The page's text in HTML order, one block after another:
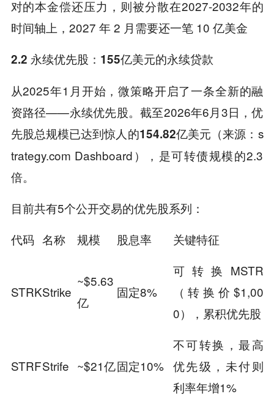
对的本金偿还压力，则被分散在2027-2032年的
时间轴上，2027 年 2 月需要还一笔 10 亿美金
2.2 永续优先股：155亿美元的永续贷款
从2025年1月开始，微策略开启了一条全新的融
资路径——永续优先股。截至2026年6月3日，优
先股总规模已达到惊人的154.82亿美元 （来源：s
trategy.com Dashboard），是可转债规模的2.3
倍。
目前共有5个公开交易的优先股系列：
代码 名称 规模 股息率 关键特征
STRKStrike
~$5.63
亿
固定8%
可转换MSTR
（转换价$1,00
0），累积优先股
STRFStrife ~$21亿固定10%
不可转换，最高
优先级，未付则
利率年增1%